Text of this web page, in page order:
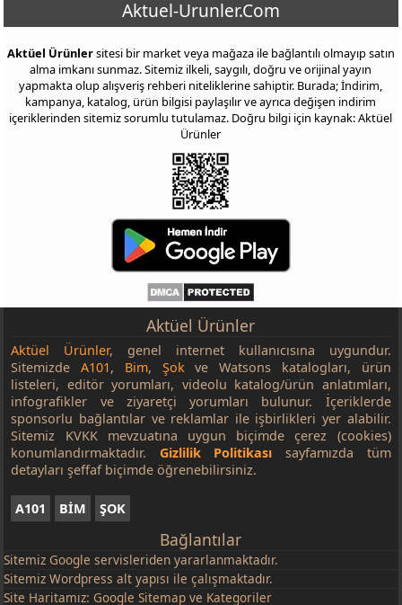
Aktuel-Urunler.Com
Aktüel Ürünlersitesi bir market veya mağaza ile bağlantılı olmayıp satın
alma imkanı sunmaz. Sitemiz ilkeli, saygılı, doğru ve orijinal yayın
yapmakta olup alışveriş rehberi niteliklerine sahiptir. Burada; İndirim,
kampanya, katalog, ürün bilgisi paylaşılır ve ayrıca değişen indirim
içeriklerinden sitemiz sorumlu tutulamaz. Doğru bilgi için kaynak: Aktüel
Ürünler
Aktüel Ürünler
Aktüel Ürünler, genel internet kullanıcısına uygundur.
SitemizdeA101, Bim, Şokve Watsons katalogları, ürün
listeleri, editör yorumları, videolu katalog/ürün anlatımları,
infografikler ve ziyaretçi yorumları bulunur. İçeriklerde
sponsorlu bağlantılar ve reklamlar ile işbirlikleri yer alabilir.
Sitemiz KVKK mevzuatına uygun biçimde çerez (cookies)
konumlandırmaktadır. Gizlilik Politikası sayfamızda tüm
detayları şeffaf biçimde öğrenebilirsiniz.
A101 BİM ŞOK
Bağlantılar
Sitemiz Google servisleriden yararlanmaktadır.
Sitemiz Wordpress alt yapısı ile çalışmaktadır.
Site Haritamız: Google Sitemap ve Kategoriler